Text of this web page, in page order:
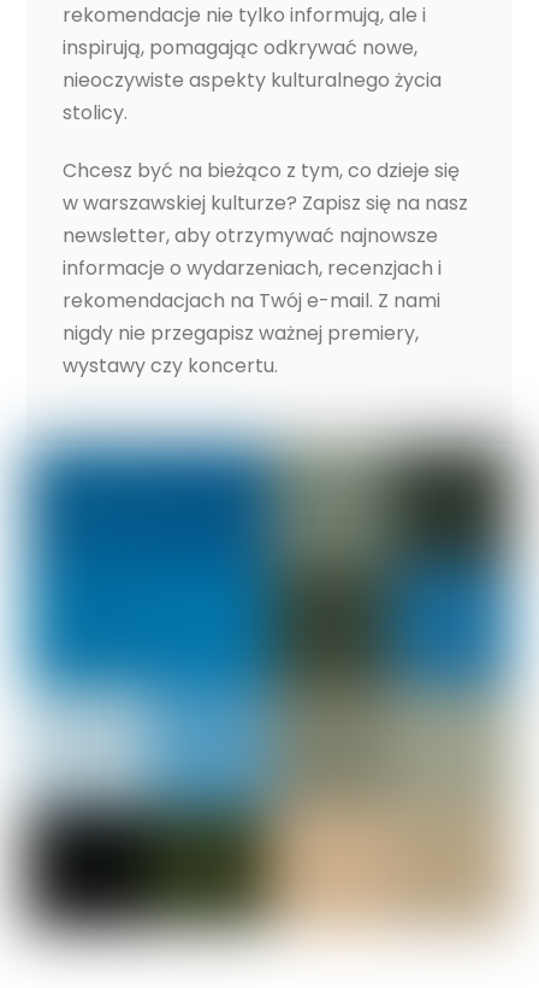
rekomendacje nie tylko informują, ale i
inspirują, pomagając odkrywać nowe,
nieoczywiste aspekty kulturalnego życia
stolicy.
Chcesz być na bieżąco z tym, co dzieje się
w warszawskiej kulturze? Zapisz się na nasz
newsletter, aby otrzymywać najnowsze
informacje o wydarzeniach, recenzjach i
rekomendacjach na Twój e-mail. Z nami
nigdy nie przegapisz ważnej premiery,
wystawy czy koncertu.